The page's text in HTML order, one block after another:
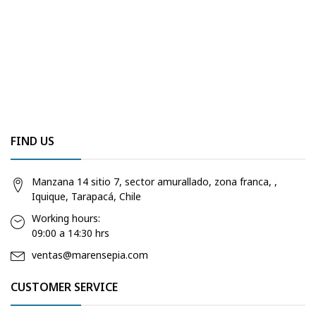
FIND US
Manzana 14 sitio 7, sector amurallado, zona franca, ,
Iquique, Tarapacá, Chile
Working hours:
09:00 a 14:30 hrs
ventas@marensepia.com
CUSTOMER SERVICE